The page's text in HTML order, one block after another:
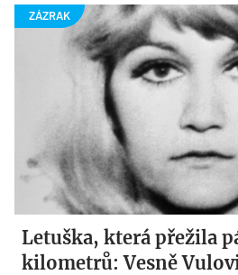
Letuška, která přežila
kilometrů: Vesně